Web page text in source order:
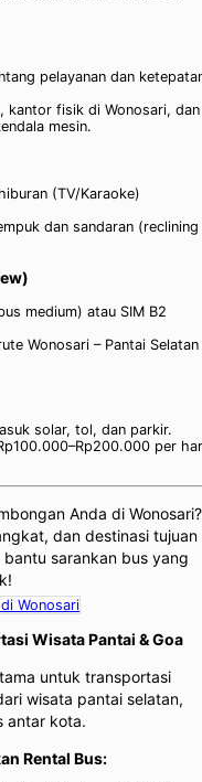
pelayanan dan
kantor fisik di Wonosari, dan
mesin.
(TV/Karaoke)
dan sandaran (reclining
medium) atau SIM B2
Wonosari – Pantai Selatan
solar, tol, dan parkir.
per
Anda di Wonosari?
dan destinasi tujuan
sarankan bus yang
Wonosari
Wisata Pantai & Goa
untuk transportasi
wisata pantai selatan,
antar kota.
Rental Bus: